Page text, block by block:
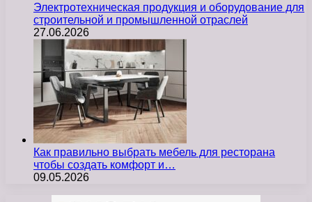
Электротехническая продукция и оборудование для
строительной и промышленной отраслей
27.06.2026
Как правильно выбрать мебель для ресторана
чтобы создать комфорт и…
09.05.2026